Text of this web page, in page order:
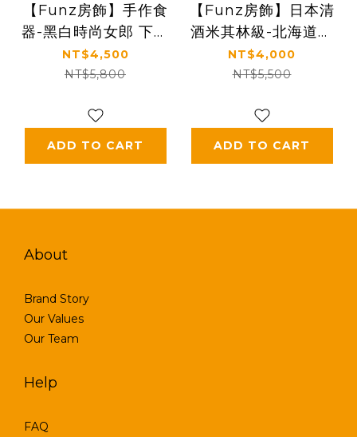
【Funz房飾】手作食
器-黑白時尚女郎 下午
茶點心盤組+奶壺
NT$4,500
NT$5,800
ADD TO CART
【Funz房飾】日本清
酒米其林級-北海道旭
川男山清酒杯組
NT$4,000
NT$5,500
ADD TO CART
About
Brand Story
Our Values
Our Team
Help
FAQ